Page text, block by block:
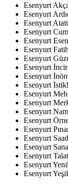
Esenyurt
Esenyurt
Esenyurt
Esenyurt
Esenyurt
Esenyurt
Esenyurt
Esenyurt
Esenyurt
Esenyurt
Esenyurt
Esenyurt
Esenyurt
Esenyurt
Esenyurt
Esenyurt
Esenyurt
Esenyurt
Esenyurt
Esenyurt